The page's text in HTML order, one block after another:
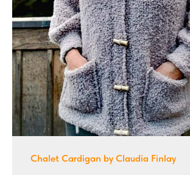
Сhalet Сardigan by Claudia Finlay